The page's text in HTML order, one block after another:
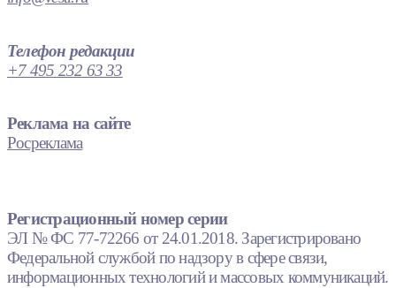
Телефон редакции
+7 495 232 63 33
Реклама на сайте
Росреклама
Регистрационный номер серии
ЭЛ № ФС 77-72266 от 24.01.2018. Зарегистрировано
Федеральной службой по надзору в сфере связи,
информационных технологий и массовых коммуникаций.